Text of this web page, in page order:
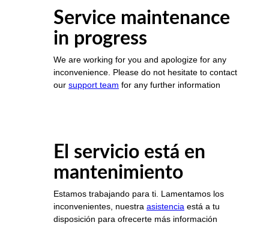
Service maintenance
in progress
We are working for you and apologize for any
inconvenience. Please do not hesitate to contact
our support team for any further information
El servicio está en
mantenimiento
Estamos trabajando para ti. Lamentamos los
inconvenientes, nuestra asistencia está a tu
disposición para ofrecerte más información